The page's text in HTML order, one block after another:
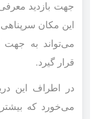
جهت بازدید
این مکان
می‌تواند به
قرار گیرد.
در اطراف این
می‌خورد که